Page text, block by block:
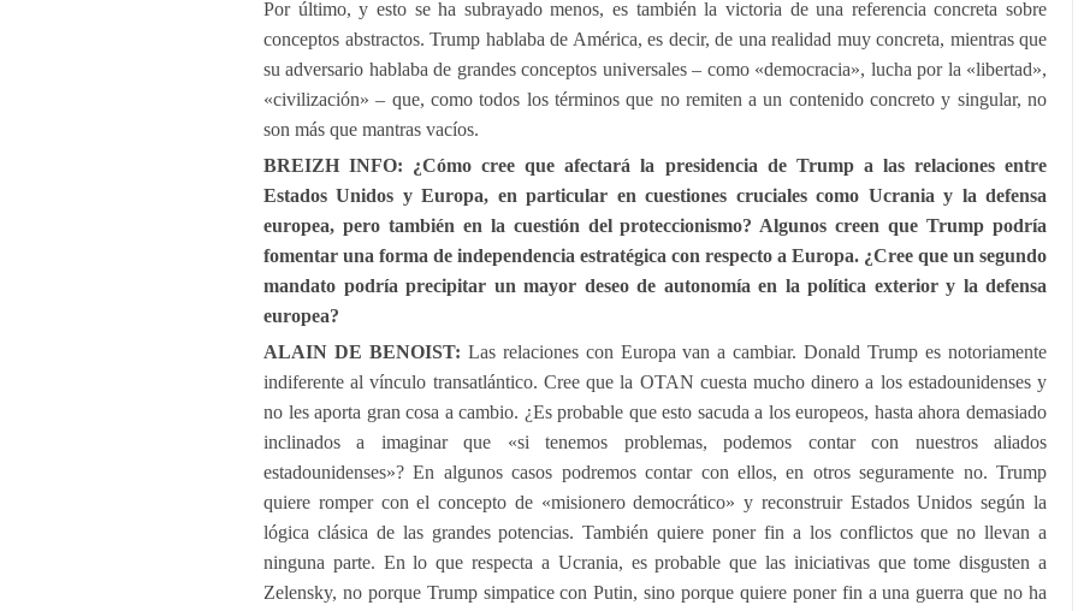
Por último, y esto se ha subrayado menos, es también la victoria de una referencia concreta sobre
conceptos abstractos. Trump hablaba de América, es decir, de una realidad muy concreta, mientras que
su adversario hablaba de grandes conceptos universales – como «democracia», lucha por la «libertad»,
«civilización» – que, como todos los términos que no remiten a un contenido concreto y singular, no
son más que mantras vacíos.
BREIZH INFO: ¿Cómo cree que afectará la presidencia de Trump a las relaciones entre
Estados Unidos y Europa, en particular en cuestiones cruciales como Ucrania y la defensa
europea, pero también en la cuestión del proteccionismo? Algunos creen que Trump podría
fomentar una forma de independencia estratégica con respecto a Europa. ¿Cree que un segundo
mandato podría precipitar un mayor deseo de autonomía en la política exterior y la defensa
europea?
ALAIN DE BENOIST: Las relaciones con Europa van a cambiar. Donald Trump es notoriamente
indiferente al vínculo transatlántico. Cree que la OTAN cuesta mucho dinero a los estadounidenses y
no les aporta gran cosa a cambio. ¿Es probable que esto sacuda a los europeos, hasta ahora demasiado
inclinados a imaginar que «si tenemos problemas, podemos contar con nuestros aliados
estadounidenses»? En algunos casos podremos contar con ellos, en otros seguramente no. Trump
quiere romper con el concepto de «misionero democrático» y reconstruir Estados Unidos según la
lógica clásica de las grandes potencias. También quiere poner fin a los conflictos que no llevan a
ninguna parte. En lo que respecta a Ucrania, es probable que las iniciativas que tome disgusten a
Zelensky, no porque Trump simpatice con Putin, sino porque quiere poner fin a una guerra que no ha